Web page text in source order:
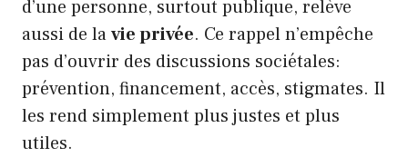
d’une personne, surtout publique, relève
aussi de lavie privée. Ce rappel n’empêche
pas d’ouvrir des discussions sociétales:
prévention, financement, accès, stigmates. Il
les rend simplement plus justes et plus
utiles.